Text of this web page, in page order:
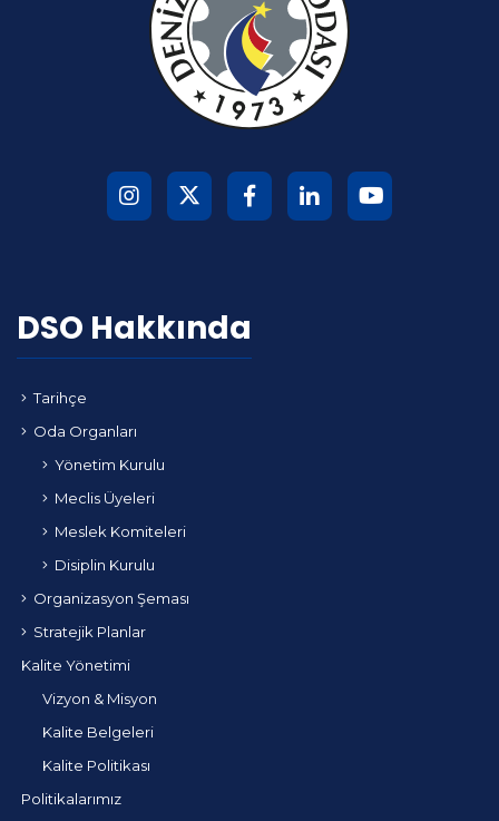
DSO Hakkında
Tarihçe
Oda Organları
Yönetim Kurulu
Meclis Üyeleri
Meslek Komiteleri
Disiplin Kurulu
Organizasyon Şeması
Stratejik Planlar
Kalite Yönetimi
Vizyon & Misyon
Kalite Belgeleri
Kalite Politikası
Politikalarımız